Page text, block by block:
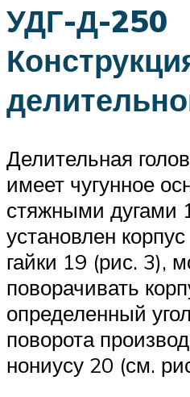
УДГ-Д-250
Делительная
имеет чугунное
стяжными дугами
установлен
гайки 19 (рис. 3),
поворачивать
определенный
поворота
нониусу 20 (см.